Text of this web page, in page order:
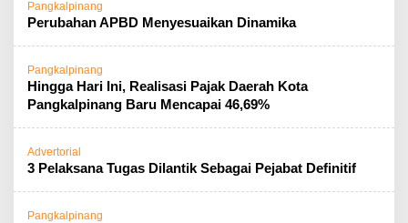
Pangkalpinang
Perubahan APBD Menyesuaikan Dinamika
Pangkalpinang
Hingga Hari Ini, Realisasi Pajak Daerah Kota
Pangkalpinang Baru Mencapai 46,69%
Advertorial
3 Pelaksana Tugas Dilantik Sebagai Pejabat Definitif
Pangkalpinang